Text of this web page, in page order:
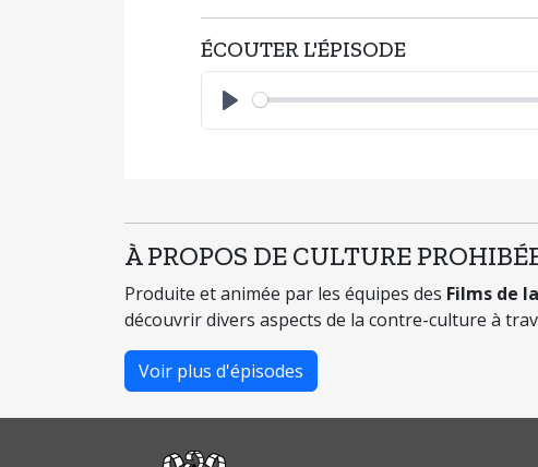
ÉCOUTER L'ÉPISODE
Play
À PROPOS DE CULTURE
Produite et animée par les équipes des Films de
découvrir divers aspects de la contre-culture à
Voir plus d'épisodes